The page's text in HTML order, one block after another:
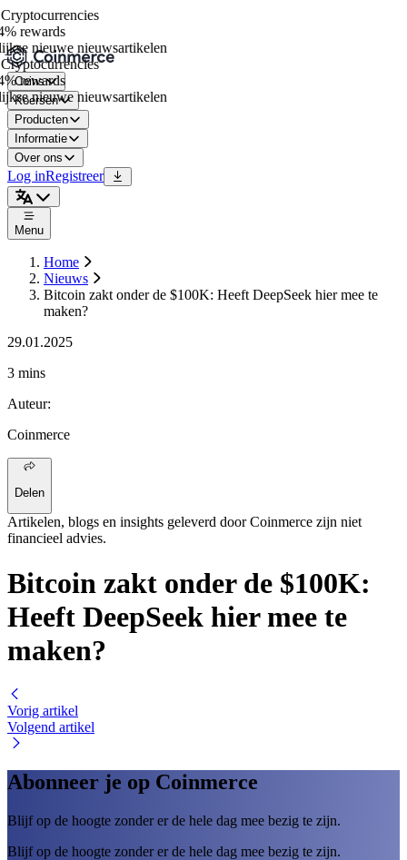
rewards
nieuwe nieuwsartikelen
rewards
nieuwe nieuwsartikelen
Coins
Koersen
Producten
Informatie
Over ons
Log inRegistreer
Menu
Home
Nieuws
Bitcoin zakt onder de $100K: Heeft DeepSeek hier mee te
maken?
29.01.2025
3 mins
Auteur:
Coinmerce
Delen
Artikelen, blogs en insights geleverd door Coinmerce zijn niet
financieel advies.
Bitcoin zakt onder de $100K:
Heeft DeepSeek hier mee te
maken?
Vorig artikel
Volgend artikel
Abonneer je op Coinmerce
Blijf op de hoogte zonder er de hele dag mee bezig te zijn.
Blijf op de hoogte zonder er de hele dag mee bezig te zijn.